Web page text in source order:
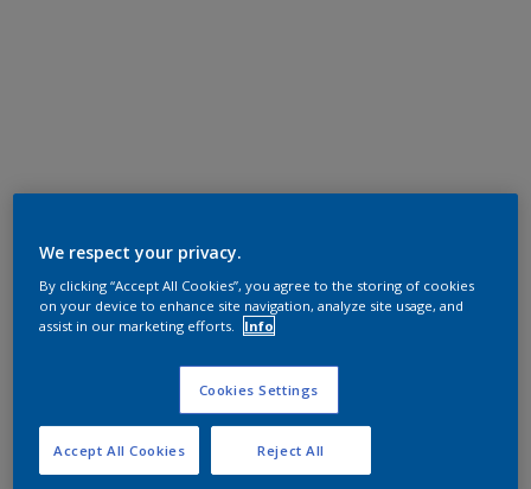
We respect your privacy.
By clicking “Accept All Cookies”, you agree to the storing of cookies
on your device to enhance site navigation, analyze site usage, and
assist in our marketing efforts.
Info
Cookies Settings
Reject All
Accept All Cookies